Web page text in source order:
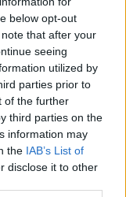
below opt-out
that after your
seeing
utilized by
parties prior to
of the further
third parties on the
information may
the IAB’s List of
disclose it to other
ΕΠΌΜΕΝΟ ΆΡΘΡΟ
Ο Παγκόσμιος
Μετεωρολογικός
Οργανισμός
για κίνδυνο
προσβολών